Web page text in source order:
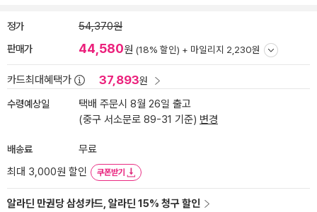
정가 54,370원
판매가 44,580원 (18% 할인) + 마일리지 2,230원
카드최대혜택가 37,893원
수령예상일
택배 주문시 8월 26일 출고
(중구 서소문로 89-31 기준) 변경
배송료
무료
최대 3,000원 할인
쿠폰받기
알라딘 만권당 삼성카드, 알라딘 15% 청구 할인